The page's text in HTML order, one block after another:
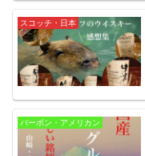
スコッチ・日本
バーボン・アメリカン